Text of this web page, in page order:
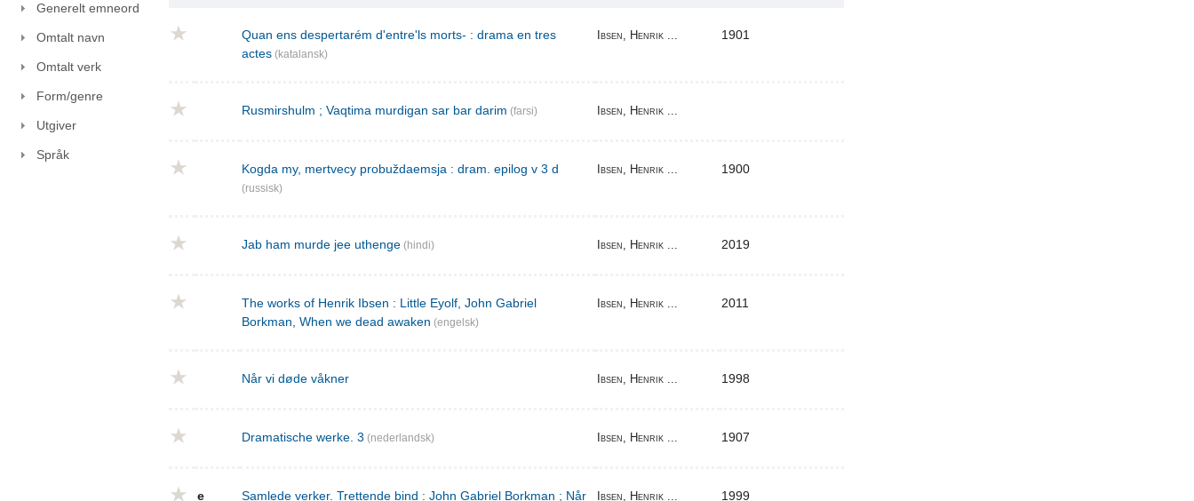
Generelt emneord
Omtalt navn
Omtalt verk
Form/genre
Utgiver
Språk
Quan ens despertarém d'entre'ls morts- : drama en tres
actes (katalansk)
Ibsen, Henrik ... 1901
Rusmirshulm ; Vaqtima murdigan sar bar darim (farsi) Ibsen, Henrik ...
Kogda my, mertvecy probuždaemsja : dram. epilog v 3 d
(russisk)
Ibsen, Henrik ... 1900
Jab ham murde jee uthenge (hindi) Ibsen, Henrik ... 2019
The works of Henrik Ibsen : Little Eyolf, John Gabriel
Borkman, When we dead awaken (engelsk)
Ibsen, Henrik ... 2011
Når vi døde våkner Ibsen, Henrik ... 1998
Dramatische werke. 3 (nederlandsk) Ibsen, Henrik ... 1907
e Samlede verker. Trettende bind : John Gabriel Borkman ; Når Ibsen, Henrik ... 1999